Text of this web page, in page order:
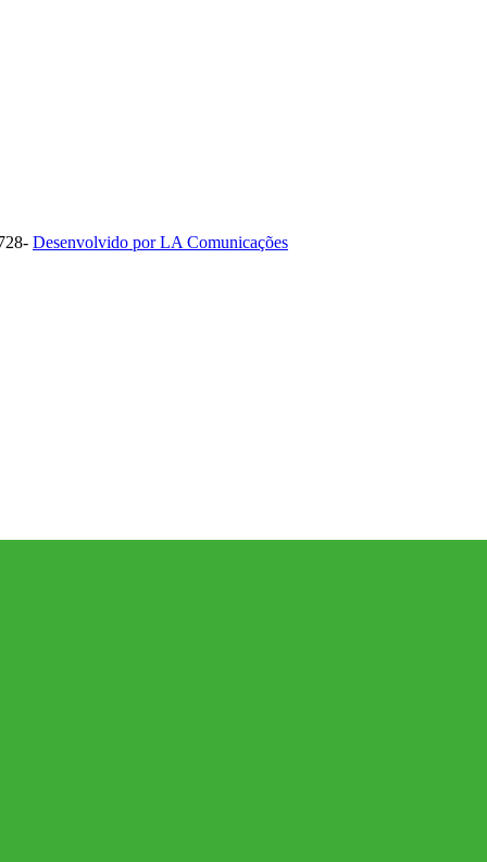
Desenvolvido por LA Comunicações